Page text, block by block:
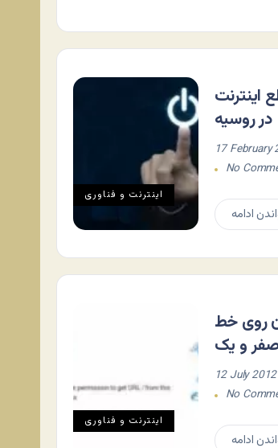
اينترنت و فناوری
اینترنت
در روسیه
17 February
No
ادامه
اينترنت و فناوری
روی خط
و یک
12 July 2012
No
ادامه